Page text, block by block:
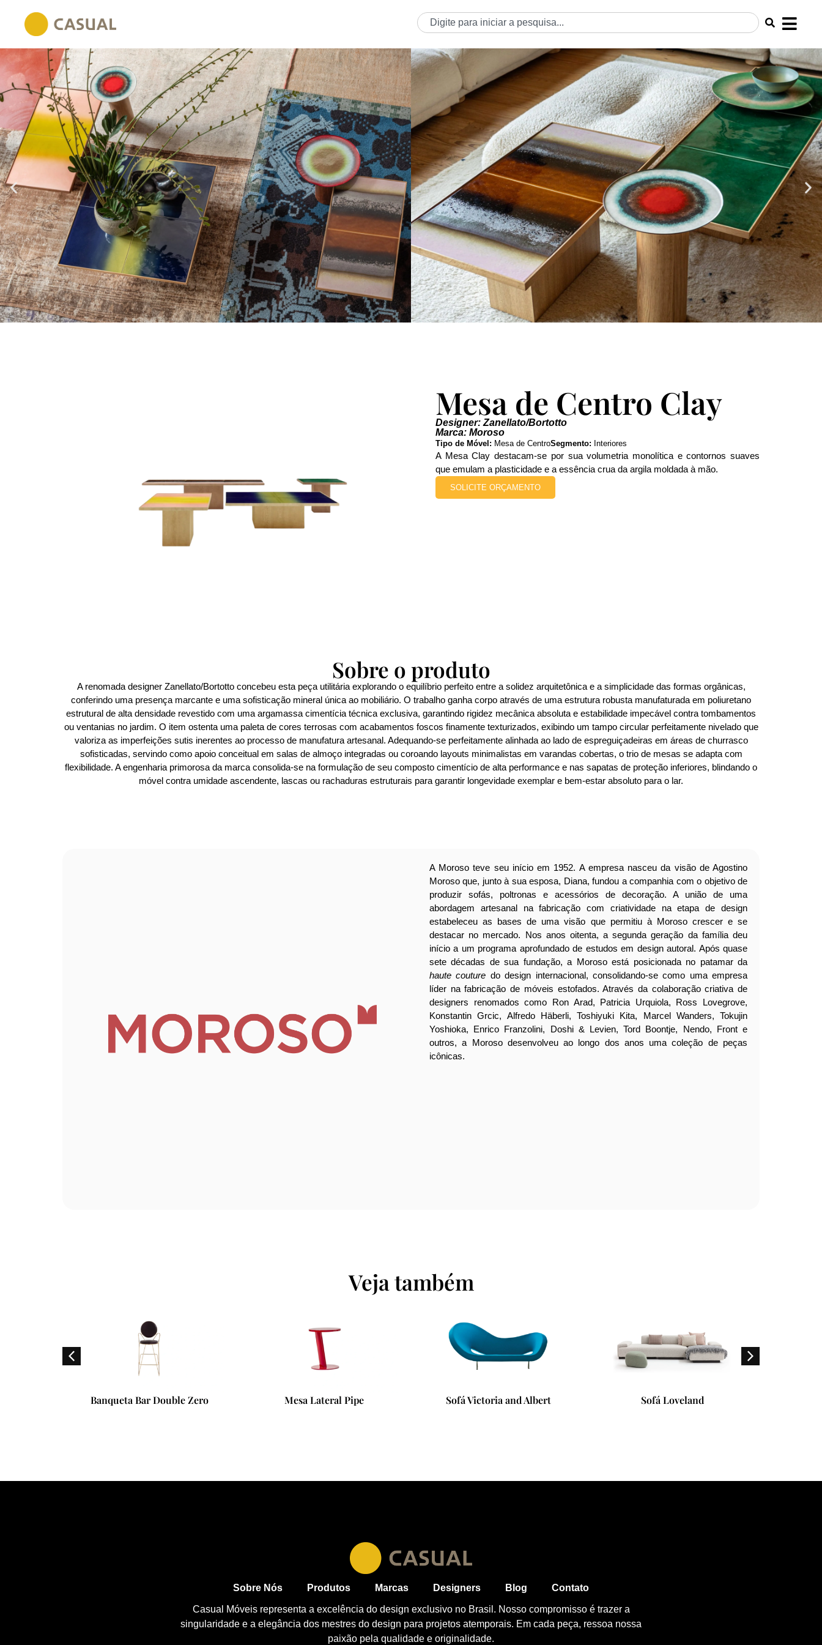
Mesa de Centro Clay
Designer: Zanellato/Bortotto
Marca: Moroso
Tipo de Móvel: Mesa de CentroSegmento: Interiores
A Mesa Clay destacam-se por sua volumetria monolítica e contornos suaves
que emulam a plasticidade e a essência crua da argila moldada à mão.
SOLICITE ORÇAMENTO
Sobre o produto
A renomada designer Zanellato/Bortotto concebeu esta peça utilitária explorando o equilíbrio perfeito entre a solidez arquitetônica e a simplicidade das formas orgânicas,
conferindo uma presença marcante e uma sofisticação mineral única ao mobiliário. O trabalho ganha corpo através de uma estrutura robusta manufaturada em poliuretano
estrutural de alta densidade revestido com uma argamassa cimentícia técnica exclusiva, garantindo rigidez mecânica absoluta e estabilidade impecável contra tombamentos
ou ventanias no jardim. O item ostenta uma paleta de cores terrosas com acabamentos foscos finamente texturizados, exibindo um tampo circular perfeitamente nivelado que
valoriza as imperfeições sutis inerentes ao processo de manufatura artesanal. Adequando-se perfeitamente alinhada ao lado de espreguiçadeiras em áreas de churrasco
sofisticadas, servindo como apoio conceitual em salas de almoço integradas ou coroando layouts minimalistas em varandas cobertas, o trio de mesas se adapta com
flexibilidade. A engenharia primorosa da marca consolida-se na formulação de seu composto cimentício de alta performance e nas sapatas de proteção inferiores, blindando o
móvel contra umidade ascendente, lascas ou rachaduras estruturais para garantir longevidade exemplar e bem-estar absoluto para o lar.
A Moroso teve seu início em 1952. A empresa nasceu da visão de Agostino
Moroso que, junto à sua esposa, Diana, fundou a companhia com o objetivo de
produzir sofás, poltronas e acessórios de decoração. A união de uma
abordagem artesanal na fabricação com criatividade na etapa de design
estabeleceu as bases de uma visão que permitiu à Moroso crescer e se
destacar no mercado. Nos anos oitenta, a segunda geração da família deu
início a um programa aprofundado de estudos em design autoral. Após quase
sete décadas de sua fundação, a Moroso está posicionada no patamar da
haute couture do design internacional, consolidando-se como uma empresa
líder na fabricação de móveis estofados. Através da colaboração criativa de
designers renomados como Ron Arad, Patricia Urquiola, Ross Lovegrove,
Konstantin Grcic, Alfredo Häberli, Toshiyuki Kita, Marcel Wanders, Tokujin
Yoshioka, Enrico Franzolini, Doshi & Levien, Tord Boontje, Nendo, Front e
outros, a Moroso desenvolveu ao longo dos anos uma coleção de peças
icônicas.
Veja também
Mesa Lateral Pipe Sofá Victoria and Albert Sofá Loveland Puff Baobab
Sobre Nós Produtos Marcas Designers Blog Contato
Casual Móveis representa a excelência do design exclusivo no Brasil. Nosso compromisso é trazer a
singularidade e a elegância dos mestres do design para projetos atemporais. Em cada peça, ressoa nossa
paixão pela qualidade e originalidade.